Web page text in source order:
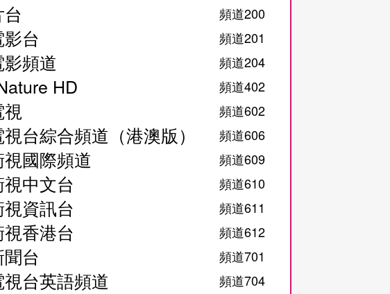
頻道200
台 頻道201
頻道 頻道204
HD 頻道402
視 頻道602
台綜合頻道（港澳版） 頻道606
國際頻道 頻道609
中文台 頻道610
資訊台 頻道611
香港台 頻道612
台 頻道701
台英語頻道 頻道704